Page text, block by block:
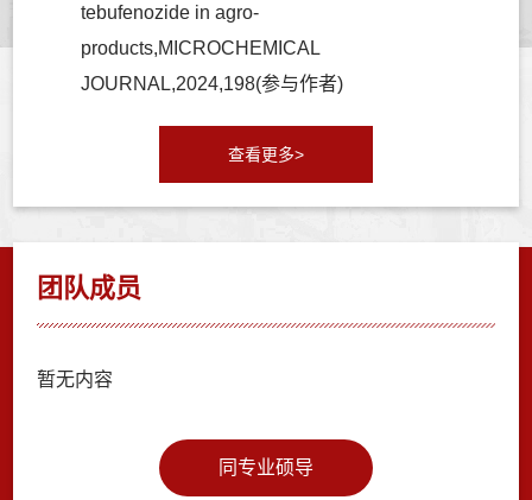
tebufenozide in agro-
products,MICROCHEMICAL
JOURNAL,2024,198(参与作者)
查看更多>
团队成员
暂无内容
同专业硕导